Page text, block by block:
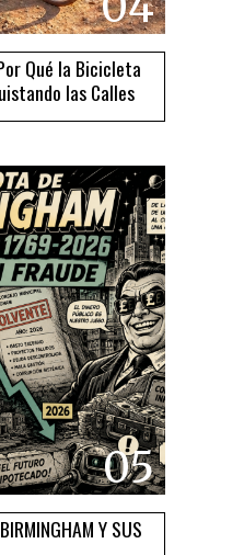
Qué la Bicicleta
las Calles
05
Y SUS